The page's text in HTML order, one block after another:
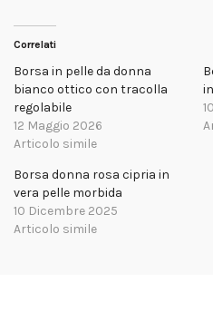
Correlati
Borsa in pelle da donna
bianco ottico con tracolla
regolabile
12 Maggio 2026
Articolo simile
Borsa donna rosa cipria in
vera pelle morbida
10 Dicembre 2025
Articolo simile